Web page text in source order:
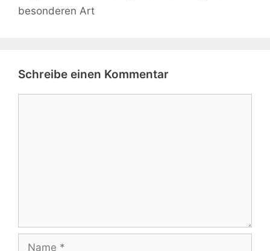
besonderen Art
Schreibe einen Kommentar
Name